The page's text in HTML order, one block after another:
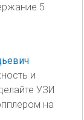
5
и
УЗИ
на